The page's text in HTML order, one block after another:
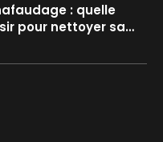
: quelle
pour nettoyer sa